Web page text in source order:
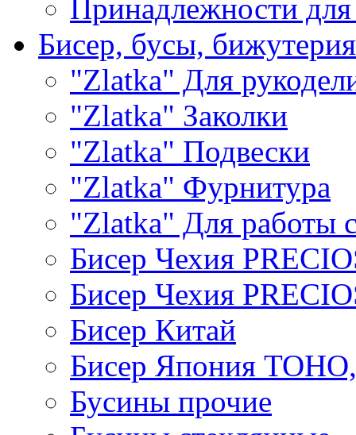
Принадлежности
Бисер, бусы, бижутерия
"Zlatka" Для
"Zlatka" Заколки
"Zlatka" Подвески
"Zlatka" Фурнитура
"Zlatka" Для работы
Бисер Чехия
Бисер Чехия
Бисер Китай
Бисер Япония
Бусины прочие